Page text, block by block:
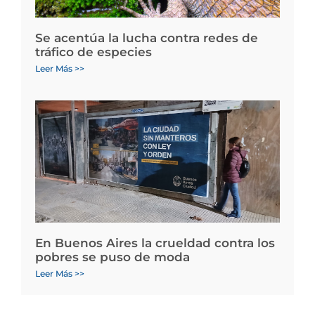
Se acentúa la lucha contra redes de
tráfico de especies
Leer Más >>
En Buenos Aires la crueldad contra los
pobres se puso de moda
Leer Más >>